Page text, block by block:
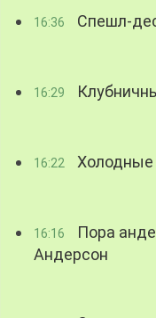
16:36 Спешл-
16:29
16:22 Холодные
16:16
Пора
Андерсон